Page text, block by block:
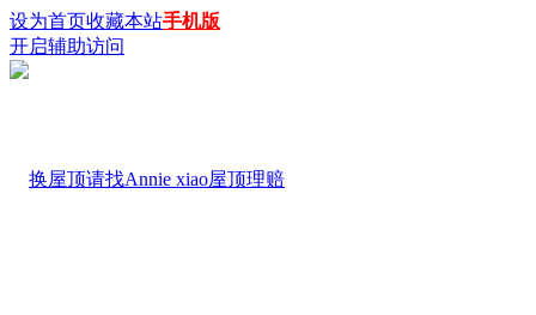
设为首页收藏本站手机版
开启辅助访问